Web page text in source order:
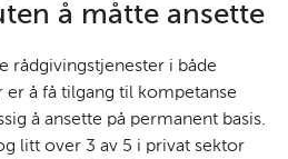
å måtte ansette
rådgivingstjenester i både
å få tilgang til kompetanse
å ansette på permanent basis.
litt over 3 av 5 i privat sektor